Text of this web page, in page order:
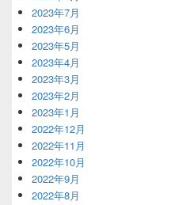
2023年7月
2023年6月
2023年5月
2023年4月
2023年3月
2023年2月
2023年1月
2022年12月
2022年11月
2022年10月
2022年9月
2022年8月